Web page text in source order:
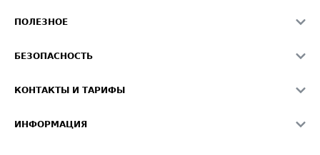
ПОЛЕЗНОЕ
Звезды ATI.SU на вашем сайте
Средние ставки
БЕЗОПАСНОСТЬ
Светофор+
КОНТАКТЫ И ТАРИФЫ
ИНФОРМАЦИЯ